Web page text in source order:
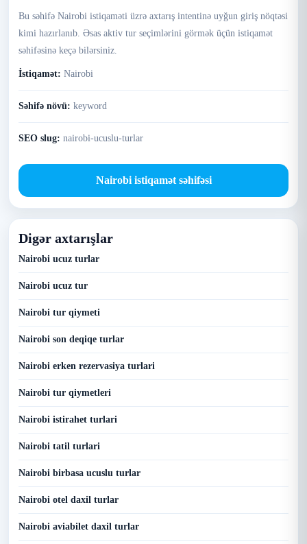
Bu səhifə Nairobi istiqaməti üzrə axtarış intentinə uyğun giriş nöqtəsi
kimi hazırlanıb. Əsas aktiv tur seçimlərini görmək üçün istiqamət
səhifəsinə keçə bilərsiniz.
İstiqamət: Nairobi
Səhifə növü: keyword
SEO slug: nairobi-ucuslu-turlar
Nairobi istiqamət səhifəsi
Digər axtarışlar
Nairobi ucuz turlar
Nairobi ucuz tur
Nairobi tur qiymeti
Nairobi son deqiqe turlar
Nairobi erken rezervasiya turlari
Nairobi tur qiymetleri
Nairobi istirahet turlari
Nairobi tatil turlari
Nairobi birbasa ucuslu turlar
Nairobi otel daxil turlar
Nairobi aviabilet daxil turlar